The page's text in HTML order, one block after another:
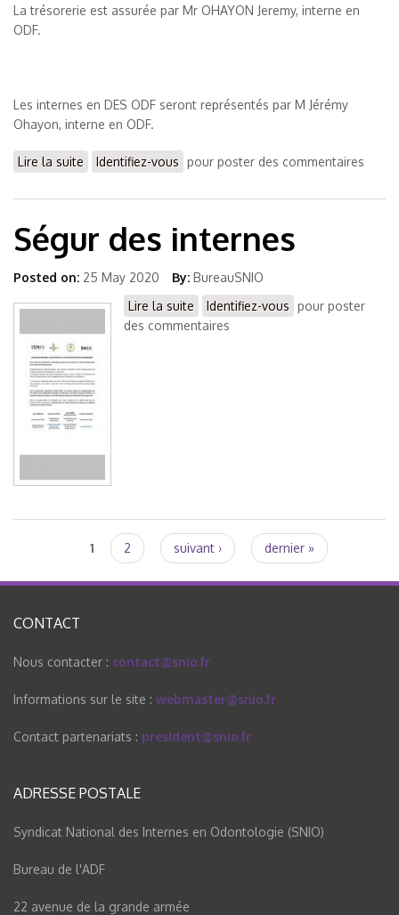
La trésorerie est assurée par Mr OHAYON Jeremy, interne en
ODF.
Les internes en DES ODF seront représentés par M Jérémy
Ohayon, interne en ODF.
Lire la suite de Nouveau bureau 2021
Identifiez-vous pour poster des commentaires
Ségur des internes
Posted on: 25 May 2020 By: BureauSNIO
Lire la suite de Ségur des internes
Identifiez-vous pour poster
des commentaires
1 2 suivant › dernier »
CONTACT
Nous contacter : contact@snio.fr
Informations sur le site : webmaster@snio.fr
Contact partenariats : president@snio.fr
ADRESSE POSTALE
Syndicat National des Internes en Odontologie (SNIO)
Bureau de l'ADF
22 avenue de la grande armée